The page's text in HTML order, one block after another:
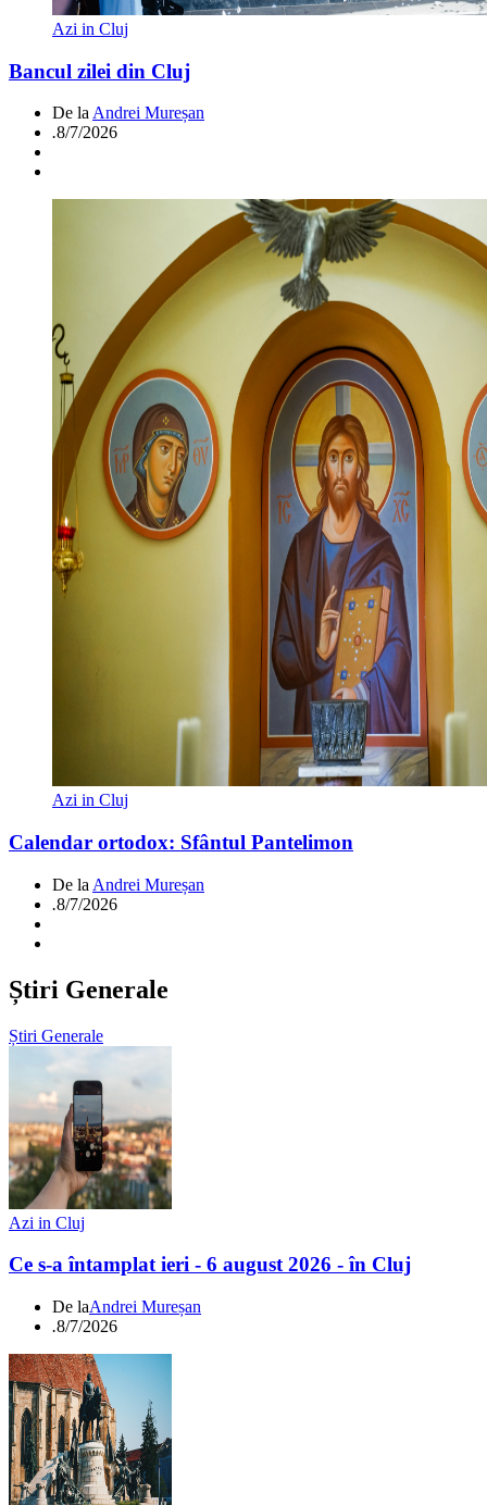
Azi in Cluj
Bancul zilei din Cluj
De la Andrei Mureșan
.8/7/2026
Azi in Cluj
Calendar ortodox: Sfântul Pantelimon
De la Andrei Mureșan
.8/7/2026
Știri Generale
Știri Generale
Azi in Cluj
Ce s-a întamplat ieri - 6 august 2026 - în Cluj
De laAndrei Mureșan
.8/7/2026